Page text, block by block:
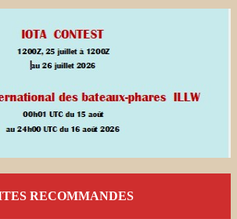
RECOMMANDES